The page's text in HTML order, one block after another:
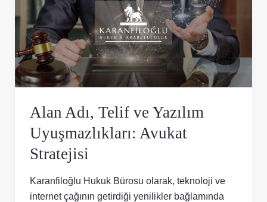
Alan Adı, Telif ve Yazılım
Uyuşmazlıkları: Avukat
Stratejisi
Karanfiloğlu Hukuk Bürosu olarak, teknoloji ve
internet çağının getirdiği yenilikler bağlamında
ve
Yazılım
Uyuşmazlıkları:
Avukat
Stratejisi